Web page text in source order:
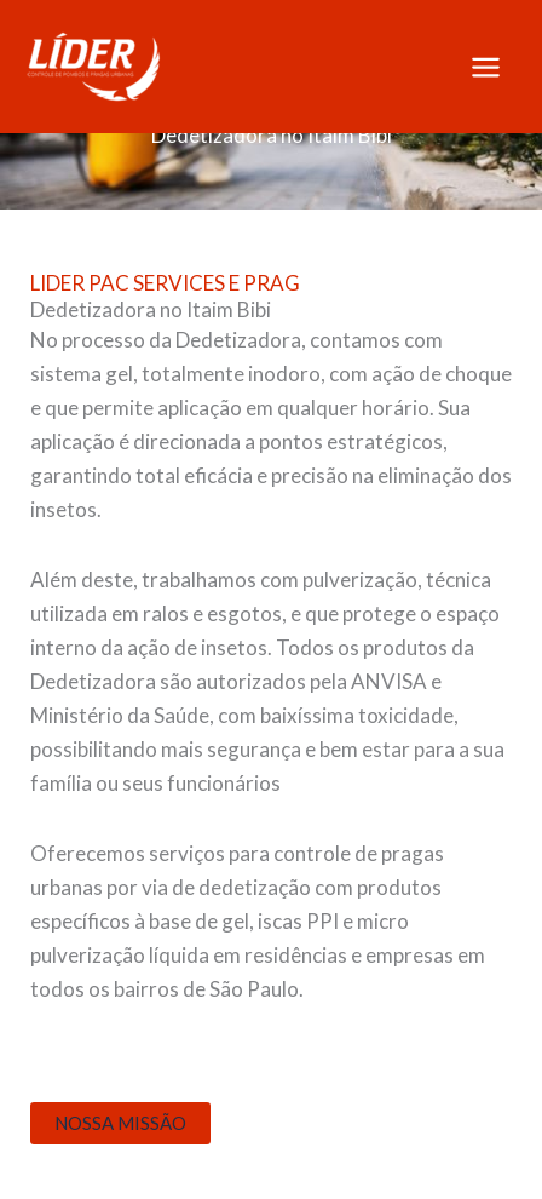
content
Dedetizadora no Itaim Bibi
LIDER PAC SERVICES E PRAG
Dedetizadora no Itaim Bibi
No processo da Dedetizadora, contamos com
sistema gel, totalmente inodoro, com ação de choque
e que permite aplicação em qualquer horário. Sua
aplicação é direcionada a pontos estratégicos,
garantindo total eficácia e precisão na eliminação dos
insetos.
Além deste, trabalhamos com pulverização, técnica
utilizada em ralos e esgotos, e que protege o espaço
interno da ação de insetos. Todos os produtos da
Dedetizadora são autorizados pela ANVISA e
Ministério da Saúde, com baixíssima toxicidade,
possibilitando mais segurança e bem estar para a sua
família ou seus funcionários
Oferecemos serviços para controle de pragas
urbanas por via de dedetização com produtos
específicos à base de gel, iscas PPI e micro
pulverização líquida em residências e empresas em
todos os bairros de São Paulo.
NOSSA MISSÃO